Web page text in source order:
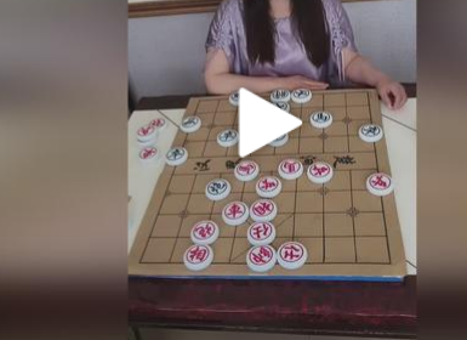
泸溪河：桃酥吃出金属牙冠视频不实
1岁宝宝碰坏纸巾盒 宝妈被索赔924元
985博士后被曝在妻子孕期出轨后续
男子结婚8年3个女儿均非亲生
台风白海豚逼近 暴雨大暴雨来袭
“空调24小时开着更省电”不实
男子杀人后逃进深山21年活得像野人